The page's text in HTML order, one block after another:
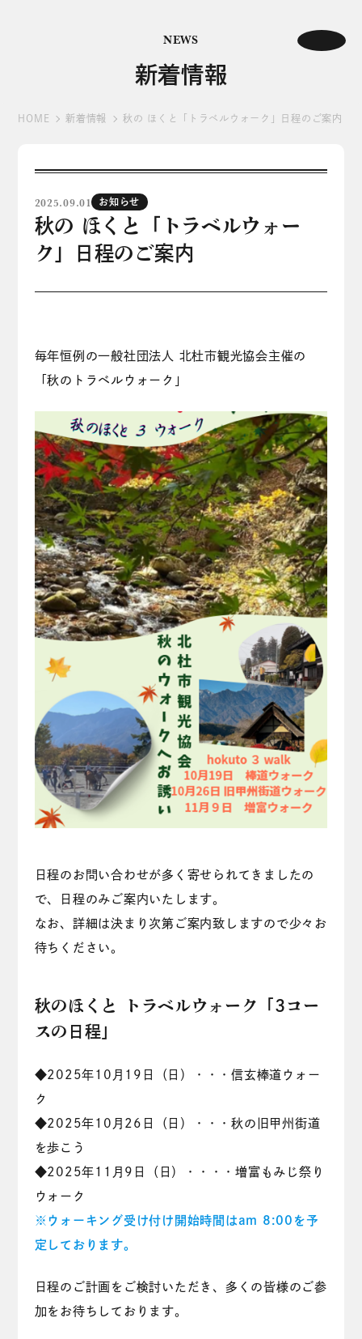
NEWS
新着情報
HOME 新着情報 秋の ほくと「トラベルウォーク」日程のご案内
2025.09.01 お知らせ
秋の ほくと「トラベルウォー
ク」日程のご案内
毎年恒例の一般社団法人 北杜市観光協会主催の
「秋のトラベルウォーク」
日程のお問い合わせが多く寄せられてきましたの
で、日程のみご案内いたします。
なお、詳細は決まり次第ご案内致しますので少々お
待ちください。
秋のほくと トラベルウォーク「3コー
スの日程」
◆2025年10月19日（日）・・・信玄棒道ウォー
ク
◆2025年10月26日（日）・・・秋の旧甲州街道
を歩こう
◆2025年11月9日（日）・・・・増富もみじ祭り
ウォーク
※ウォーキング受け付け開始時間はam 8:00を予
定しております。
日程のご計画をご検討いただき、多くの皆様のご参
加をお待ちしております。